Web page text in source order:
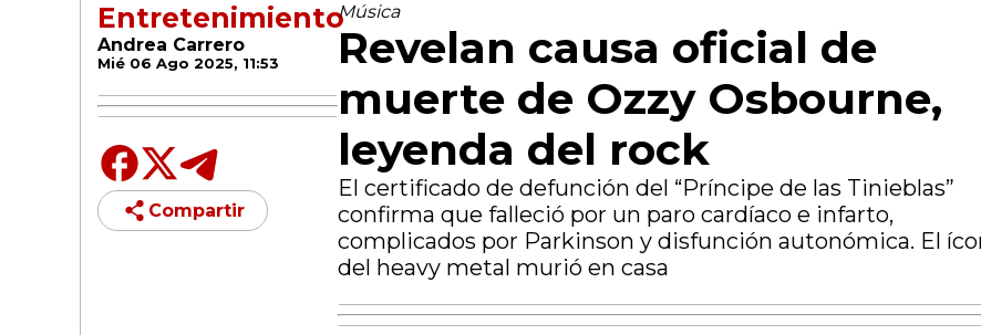
Entretenimiento
Andrea Carrero
Mié 06 Ago 2025, 11:53
Compartir
Música
Revelan causa oficial de
muerte de Ozzy Osbourne,
leyenda del rock
El certificado de defunción del “Príncipe de las Tinieblas”
confirma que falleció por un paro cardíaco e infarto,
complicados por Parkinson y disfunción autonómica. El
del heavy metal murió en casa